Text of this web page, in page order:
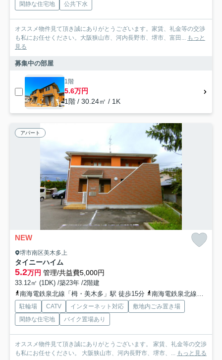
閑静な住宅地
公共下水
オススメ物件見て頂き誠にありがとうございます。家賃、礼金等の交渉
も私にお任せください。大阪狭山市、河内長野市、堺市、富田... もっと
見る
募集中の部屋
1階
5.6万円
1階 / 30.24㎡ / 1K
アパート
NEW
堺市南区美木多上
タイニーハイム
5.2万円 管理/共益費5,000円
33.12㎡ (1DK) /築23年 /2階建
南海電鉄泉北線「栂・美木多」駅 徒歩15分
南海電鉄泉北線「光明池」駅 徒歩18分
駐輪場 CATV インターネット対応
敷地内ごみ置き場
閑静な住宅地
バイク置場あり
オススメ物件見て頂き誠にありがとうございます。 家賃、礼金等の交渉
も私にお任せください。 大阪狭山市、河内長野市、堺市、... もっと見る